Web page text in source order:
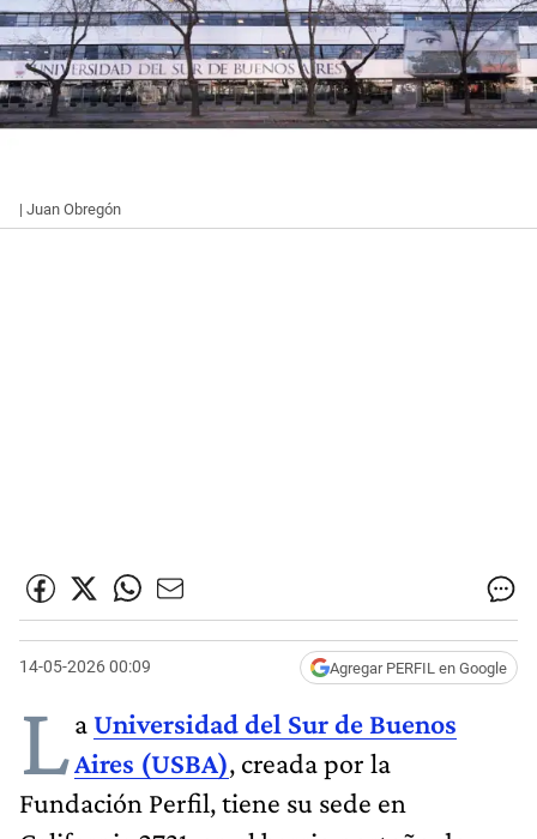
| Juan Obregón
14-05-2026 00:09 Agregar PERFIL en Google
LaUniversidad del Sur de Buenos
Aires (USBA), creada por la
Fundación Perfil, tiene su sede en